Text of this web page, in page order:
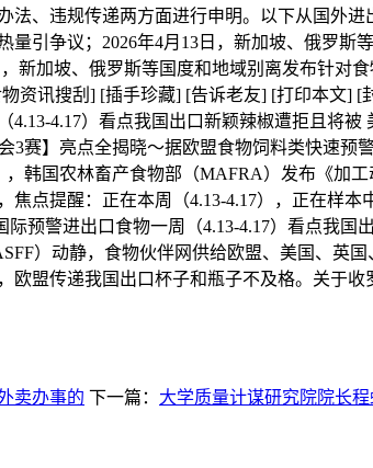
法、违规传递两方面进行申明。以下从国外
量引争议；2026年4月13日，新加坡、俄罗
，新加坡、俄罗斯等国度和地域别离发布针
资讯搜刮] [插手珍藏] [告诉老友] [打印本文] [
4.13-4.17）看点我国出口新颖辣椒遭拒且将
3赛】亮点全揭晓～据欧盟食物饲料类快速
，韩国农林畜产食物部（MAFRA）发布《加
焦点提醒：正在本周（4.13-4.17），正在样
预警进出口食物一周（4.13-4.17）看点我
）动静，食物伙伴网供给欧盟、美国、英
盟传递我国出口杯子和瓶子不及格。关于收
卖办事的 下一篇： 大学质量计谋研究院院长